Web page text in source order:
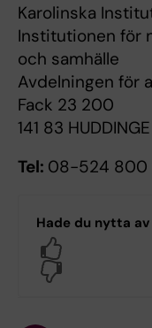
Karolinska
Institutionen för
och samhälle
Avdelningen för
Fack 23 200
141 83 HUDDINGE
Tel: 08-524 800
Hade du nytta